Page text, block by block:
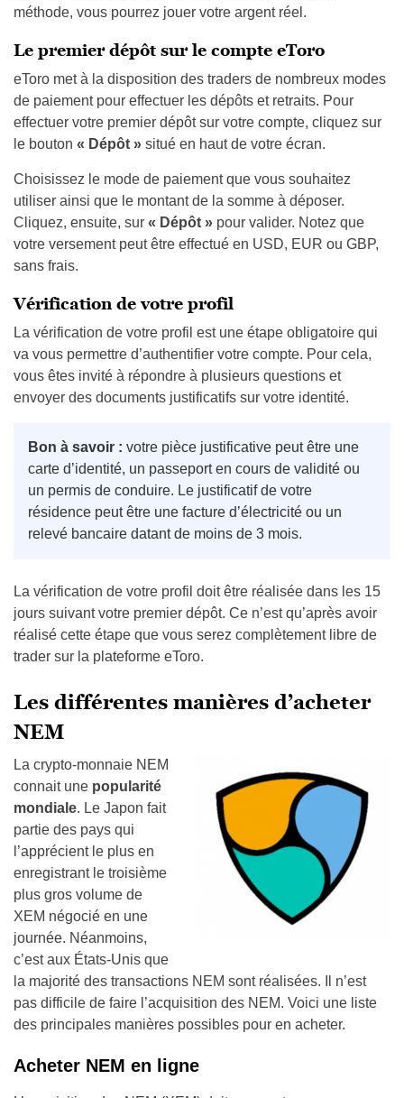
méthode, vous pourrez jouer votre argent réel.
Le premier dépôt sur le compte eToro
eToro met à la disposition des traders de nombreux modes
de paiement pour effectuer les dépôts et retraits. Pour
effectuer votre premier dépôt sur votre compte, cliquez sur
le bouton « Dépôt » situé en haut de votre écran.
Choisissez le mode de paiement que vous souhaitez
utiliser ainsi que le montant de la somme à déposer.
Cliquez, ensuite, sur « Dépôt » pour valider. Notez que
votre versement peut être effectué en USD, EUR ou GBP,
sans frais.
Vérification de votre profil
La vérification de votre profil est une étape obligatoire qui
va vous permettre d’authentifier votre compte. Pour cela,
vous êtes invité à répondre à plusieurs questions et
envoyer des documents justificatifs sur votre identité.
Bon à savoir : votre pièce justificative peut être une
carte d’identité, un passeport en cours de validité ou
un permis de conduire. Le justificatif de votre
résidence peut être une facture d’électricité ou un
relevé bancaire datant de moins de 3 mois.
La vérification de votre profil doit être réalisée dans les 15
jours suivant votre premier dépôt. Ce n’est qu’après avoir
réalisé cette étape que vous serez complètement libre de
trader sur la plateforme eToro.
Les différentes manières d’acheter
NEM
La crypto-monnaie NEM
connait une popularité
mondiale. Le Japon fait
partie des pays qui
l’apprécient le plus en
enregistrant le troisième
plus gros volume de
XEM négocié en une
journée. Néanmoins,
c’est aux États-Unis que
la majorité des transactions NEM sont réalisées. Il n’est
pas difficile de faire l’acquisition des NEM. Voici une liste
des principales manières possibles pour en acheter.
Acheter NEM en ligne